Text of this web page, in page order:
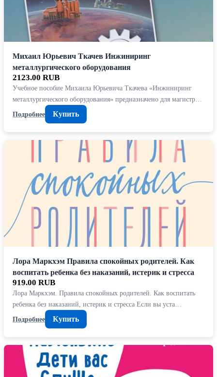
Михаил Юрьевич Ткачев Инжиниринг
металлургического оборудования
2123.00 RUB
Учебное пособие Михаила Юрьевича Ткачева «Инжиниринг
металлургического оборудования» предназначено для магистр…
Подробнее
Купить
Лора Маркхэм Правила спокойных родителей. Как
воспитать ребенка без наказаний, истерик и стресса
919.00 RUB
Лора Маркхэм. Правила спокойных родителей. Как воспитать
ребенка без наказаний, истерик и стресса Если вы уста…
Подробнее
Купить